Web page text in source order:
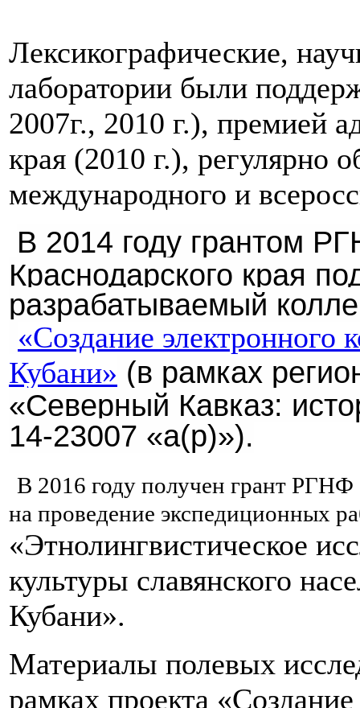
Лексикографические,
лаборатории были
2007г., 2010 г.), премией
края (2010 г.), регулярно
международного и
В 2014 году грантом
Краснодарского края
разрабатываемый
«Создание электронного
Кубани» (в рамках
«Северный Кавказ:
14-23007 «а(p)»).
В 2016 году получен грант
на проведение экспедиционных
«Этнолингвистическое
культуры славянского
Кубани».
Материалы полевых
рамках проекта